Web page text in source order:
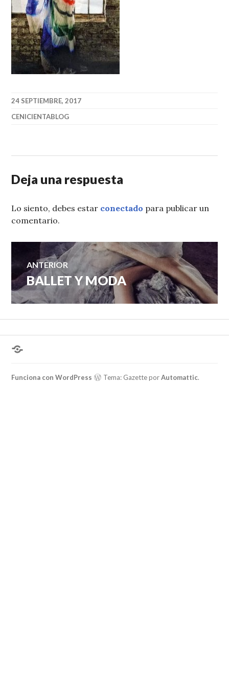
24 SEPTIEMBRE, 2017
CENICIENTABLOG
Deja una respuesta
Lo siento, debes estar conectado para publicar un
comentario.
Navegación
de
entradas
ANTERIOR
Entrada
anterior:
BALLET Y MODA
Funciona con WordPress Tema: Gazette porAutomattic.